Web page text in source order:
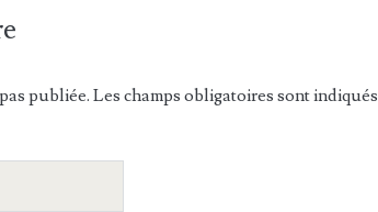
publiée. Les champs obligatoires sont indiqués